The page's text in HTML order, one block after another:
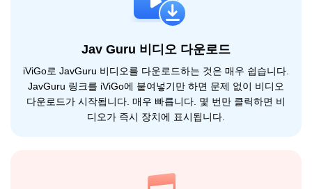
Jav Guru 비디오 다운로드
iViGo로 JavGuru 비디오를 다운로드하는 것은 매우 쉽습니다.
JavGuru 링크를 iViGo에 붙여넣기만 하면 문제 없이 비디오
다운로드가 시작됩니다. 매우 빠릅니다. 몇 번만 클릭하면 비
디오가 즉시 장치에 표시됩니다.